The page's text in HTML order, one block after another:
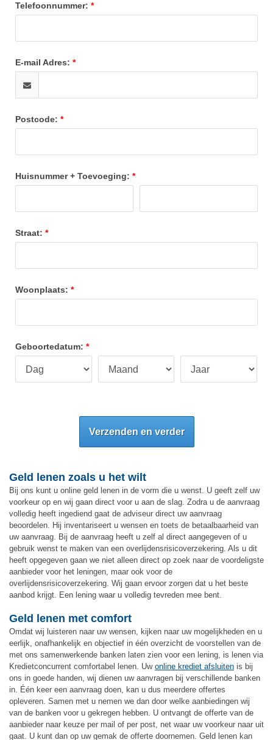
Telefoonnummer:
E-mail Adres:
Postcode:
Huisnummer + Toevoeging:
Straat:
Woonplaats:
Geboortedatum:
Verzenden en verder
Geld lenen zoals u het wilt
Bij ons kunt u online geld lenen in de vorm die u wenst. U geeft zelf uw
voorkeur op en wij gaan direct voor u aan de slag. Zodra u de aanvraag
volledig heeft ingediend gaat de adviseur direct uw aanvraag
beoordelen. Hij inventariseert u wensen en toets de betaalbaarheid van
uw aanvraag. Bij de aanvraag heeft u zelf al direct aangegeven of u
gebruik wenst te maken van een overlijdensrisicoverzekering. Als u dit
heeft opgegeven gaan we niet alleen direct op zoek naar de voordeligste
aanbieder voor het leningen, maar ook voor de
overlijdensrisicoverzekering. Wij gaan ervoor zorgen dat u het beste
aanbod krijgt. Een lening waar u volledig tevreden mee bent.
Geld lenen met comfort
Omdat wij luisteren naar uw wensen, kijken naar uw mogelijkheden en u
eerlijk, onafhankelijk en objectief in één overzicht de voorstellen van de
met ons samenwerkende banken laten zien voor een lening, is lenen via
Kredietconcurrent comfortabel lenen. Uw online krediet afsluiten is bij
ons in goede handen, wij dienen uw aanvragen bij verschillende banken
in. Één keer een aanvraag doen, kan u dus meerdere offertes
opleveren. Samen met u nemen we dan door welke aanbiedingen wij
van de banken voor u gekregen hebben. U ontvangt de offerte van de
aanbieder naar keuze per mail of per post, net waar uw voorkeur naar uit
gaat. U kunt dan op uw gemak de offerte doornemen. Geld lenen kan